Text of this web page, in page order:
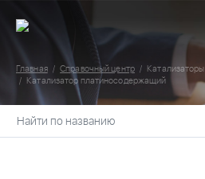
Главная Справочный центр
Катализаторы
Катализатор платиносодержащий
Найти по названию